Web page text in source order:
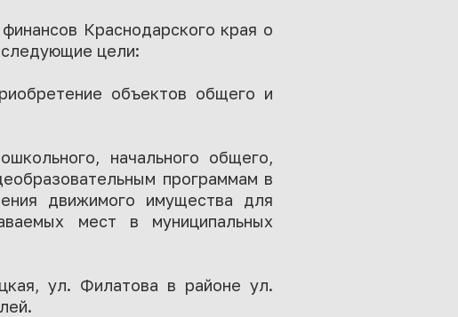
Краснодарского края о
цели:
объектов общего и
начального общего,
программам в
движимого имущества для
мест в муниципальных
ул. Филатова в районе ул.